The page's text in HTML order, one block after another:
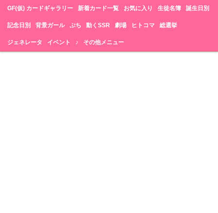
GF(仮) カードギャラリー 新着カード一覧 お気に入り 生徒名簿 誕生日別
記念日別 背景ガール ぷち 動くSSR 劇場 ヒトコマ 総選挙
ジェネレータ イベント ♪ その他メニュー